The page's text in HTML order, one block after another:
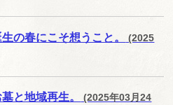
の春にこそ想うこと。
(2025
と地域再生。
(2025年03月24